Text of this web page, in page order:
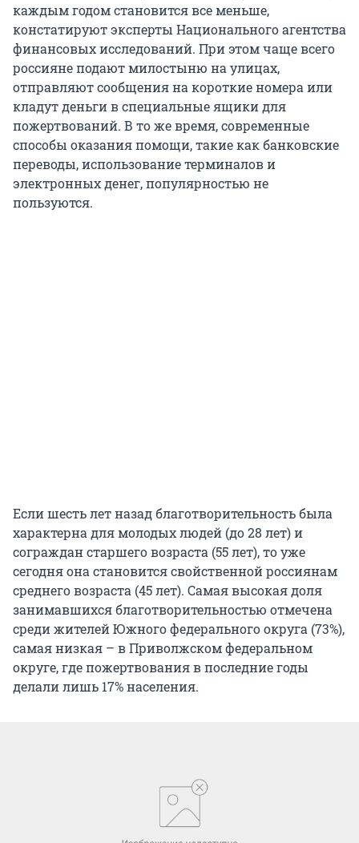
каждым годом становится все меньше,
констатируют эксперты Национального агентства
финансовых исследований. При этом чаще всего
россияне подают милостыню на улицах,
отправляют сообщения на короткие номера или
кладут деньги в специальные ящики для
пожертвований. В то же время, современные
способы оказания помощи, такие как банковские
переводы, использование терминалов и
электронных денег, популярностью не
пользуются.
Если шесть лет назад благотворительность была
характерна для молодых людей (до 28 лет) и
сограждан старшего возраста (55 лет), то уже
сегодня она становится свойственной россиянам
среднего возраста (45 лет). Самая высокая доля
занимавшихся благотворительностью отмечена
среди жителей Южного федерального округа (73%),
самая низкая – в Приволжском федеральном
округе, где пожертвования в последние годы
делали лишь 17% населения.